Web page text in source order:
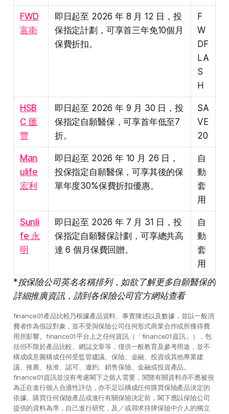
FWD
富衛
即日起至 2026 年 8 月 12 日，投
保指定計劃，可享首三年免10個月
保費折扣。
F
W
DF
LA
S
H
HSB
C 匯
豐
即日起至 2026 年 9 月 30 日，投
保指定自願醫保，可享首年低至7
折。
SA
VE
20
Man
ulife
宏利
即日起至 2026 年 10 月 26 日，
投保指定自願醫保，可享其後的保
單年度30%保費折扣優惠。
自
動
套
用
Sunli
fe 永
明
即日起至 2026 年 7 月 31 日，投
保指定自願醫保計劃，可享總共高
達 6 個月保費回贈。
自
動
套
用
*按保險公司英名名稱排列，如欲了解更多自願醫保的
詳細推廣資訊，請到各保險公司官方網站查看
finance01產品比較乃根據產品資料、事實陳述以及數據，並以一般消
費者作為假設對象，並不受與保險公司任何形式商業合作或所獲得費
用所影響。finance01平台上之任何資訊（「finance01資訊」），包
括但不限於產品比較、網誌文章等，僅供一般教育及參考用途，並不
構成或意圖構成任何受監管建議、保險、金融、投資或其他專業建
議、推薦、核准、認可、邀約、銷售保險、金融或投資產品。
finance01資訊並沒有考慮閣下之個人需要，閱覽有關資料亦不應被視
為正在進行個人合適性評估，亦不足以構成任何購買保險產品決定的
依據。購買任何保險產品或進行有關保險決定前，閣下應以保險公司
提供的資料為準，自己進行研究，及／或尋求持牌保險中介人的獨立